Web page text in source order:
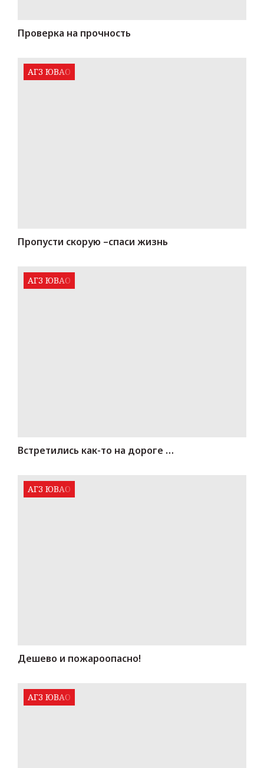
Проверка на прочность
АГЗ ЮВАО
Пропусти скорую –спаси жизнь
АГЗ ЮВАО
Встретились как-то на дороге …
АГЗ ЮВАО
Дешево и пожароопасно!
АГЗ ЮВАО